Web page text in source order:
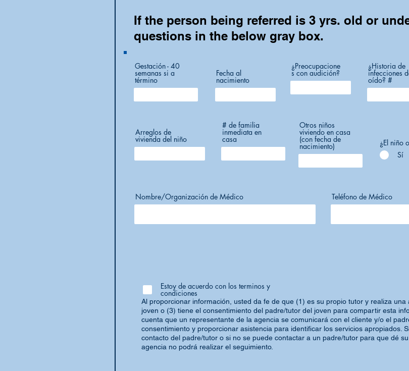
If the person being referred is 3 yrs. old or
questions in the below gray box.
Gestación - 40
semanas si a
término
Fecha al
nacimiento
¿Preocupacione
s con audición?
¿Historia de
infecciones
oído? #
Arreglos de
vivienda del niño
# de familia
inmediata en
casa
Otros niños
viviendo en casa
(con fecha de
nacimiento)
¿El niño
Sí
Nombre/Organización de Médico Teléfono de Médico
Estoy de acuerdo con los terminos y
condiciones
Al proporcionar información, usted da fe de que (1) es su propio tutor y realiza
joven o (3) tiene el consentimiento del padre/tutor del joven para compartir esta
cuenta que un representante de la agencia se comunicará con el cliente y/o el
consentimiento y proporcionar asistencia para identificar los servicios apropiados.
contacto del padre/tutor o si no se puede contactar a un padre/tutor para que dé
agencia no podrá realizar el seguimiento.